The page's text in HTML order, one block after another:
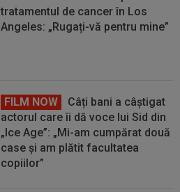
tratamentul de cancer în Los
Angeles: „Rugați-vă pentru mine”
FILM NOW
Câți bani a câștigat
actorul care îi dă voce lui Sid din
„Ice Age”: „Mi-am cumpărat două
case și am plătit facultatea
copiilor”